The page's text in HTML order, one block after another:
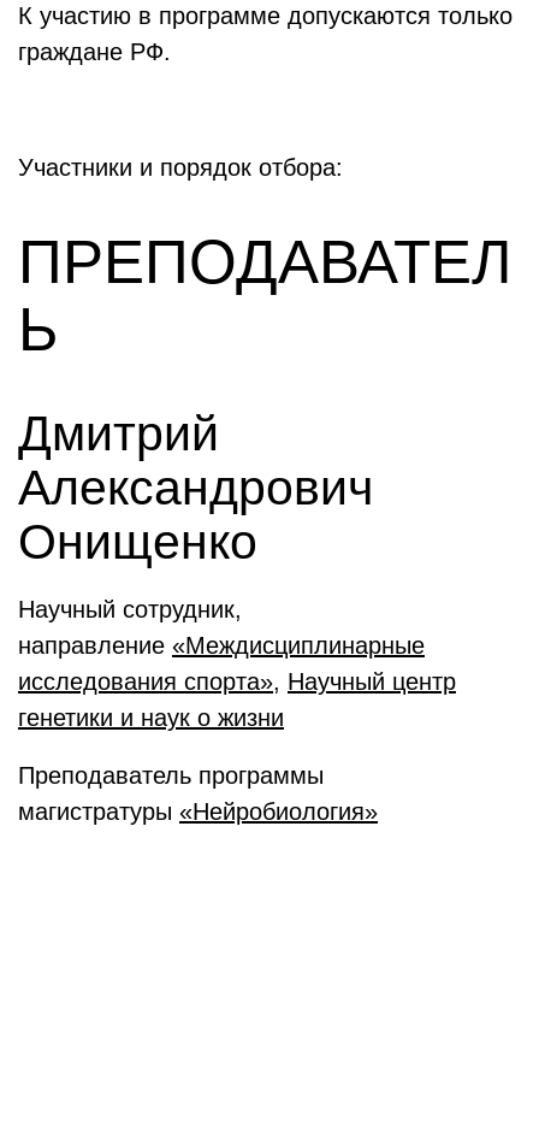
К участию в программе допускаются только
граждане РФ.
Участники и порядок отбора:
ПРЕПОДАВАТЕЛ
Ь
Дмитрий
Александрович
Онищенко
Научный сотрудник,
направление «Междисциплинарные
исследования спорта», Научный центр
генетики и наук о жизни
Преподаватель программы
магистратуры «Нейробиология»